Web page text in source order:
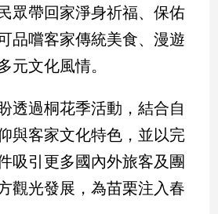
眾帶回家淨身祈福、保佑
品嚐客家傳統美食、漫遊
元文化風情。
透過桐花季活動，結合自
與客家文化特色，並以完
吸引更多國內外旅客及團
觀光發展，為苗栗注入春